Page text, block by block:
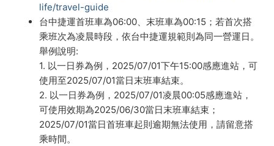
life/travel-guide
台中捷運首班車為06:00、末班車為00:15；若首次搭
乘班次為凌晨時段，依台中捷運規範則為同一營運日。
舉例說明:
1. 以一日券為例，2025/07/01下午15:00感應進站，可
使用至2025/07/01當日末班車結束。
2. 以一日券為例，2025/07/01凌晨00:05感應進站，
可使用效期為2025/06/30當日末班車結束；
2025/07/01當日首班車起則逾期無法使用，請留意搭
乘時間。